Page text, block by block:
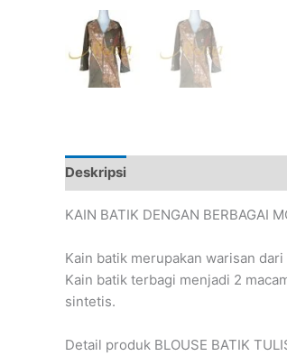
Deskripsi
KAIN BATIK DENGAN BERBAGAI
Kain batik merupakan warisan
Kain batik terbagi menjadi 2
sintetis.
Detail produk BLOUSE BATIK